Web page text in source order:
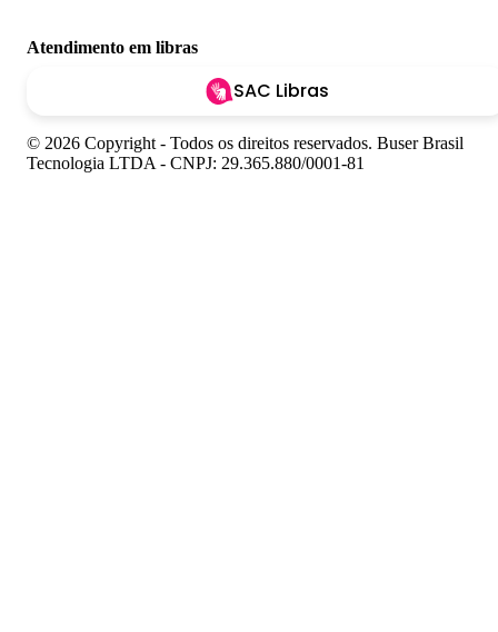
Atendimento em libras
SAC Libras
© 2026 Copyright - Todos os direitos reservados. Buser Brasil
Tecnologia LTDA - CNPJ: 29.365.880/0001-81